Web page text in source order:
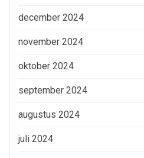
december 2024
november 2024
oktober 2024
september 2024
augustus 2024
juli 2024